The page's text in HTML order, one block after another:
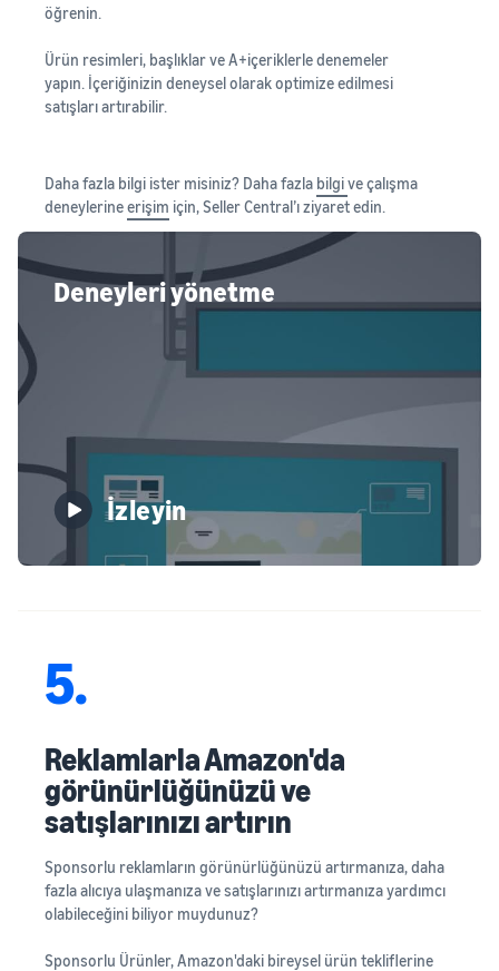
öğrenin.
Ürün resimleri, başlıklar ve A+içeriklerle denemeler
yapın. İçeriğinizin deneysel olarak optimize edilmesi
satışları artırabilir.
Daha fazla bilgi ister misiniz? Daha fazla bilgive çalışma
deneylerineerişim için, Seller Central’ı ziyaret edin.
Deneyleri yönetme
İzleyin
5.
Reklamlarla Amazon'da
görünürlüğünüzü ve
satışlarınızı artırın
Sponsorlu reklamların görünürlüğünüzü artırmanıza, daha
fazla alıcıya ulaşmanıza ve satışlarınızı artırmanıza yardımcı
olabileceğini biliyor muydunuz?
Sponsorlu Ürünler, Amazon'daki bireysel ürün tekliflerine